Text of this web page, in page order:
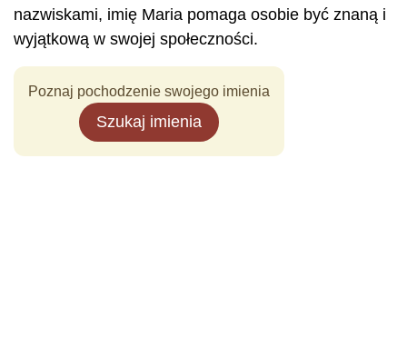
nazwiskami, imię Maria pomaga osobie być znaną i
wyjątkową w swojej społeczności.
Poznaj pochodzenie swojego imienia
Szukaj imienia